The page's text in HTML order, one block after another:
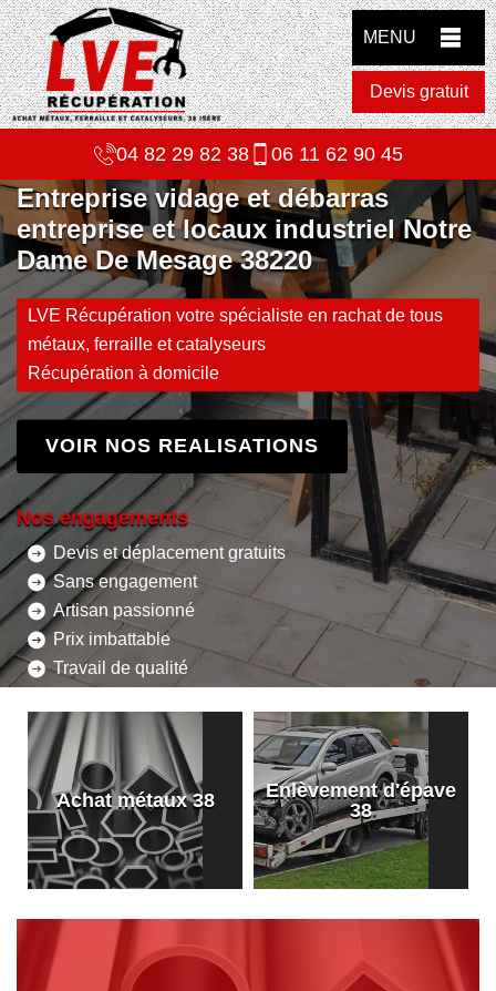
MENU
Devis gratuit
04 82 29 82 38 06 11 62 90 45
Entreprise vidage et débarras
entreprise et locaux industriel Notre
Dame De Mesage 38220
LVE Récupération votre spécialiste en rachat de tous
métaux, ferraille et catalyseurs
Récupération à domicile
VOIR NOS REALISATIONS
Nos engagements
Devis et déplacement gratuits
Sans engagement
Artisan passionné
Prix imbattable
Travail de qualité
Achat métaux 38
Enlèvement d'épave
38